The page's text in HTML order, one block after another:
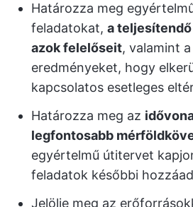
Határozza meg
feladatokat, a
azok felelőseit, valamint
eredményeket, hogy
kapcsolatos esetleges
Határozza meg az
legfontosabb
egyértelmű útitervet
feladatok későbbi
Jelölje meg az